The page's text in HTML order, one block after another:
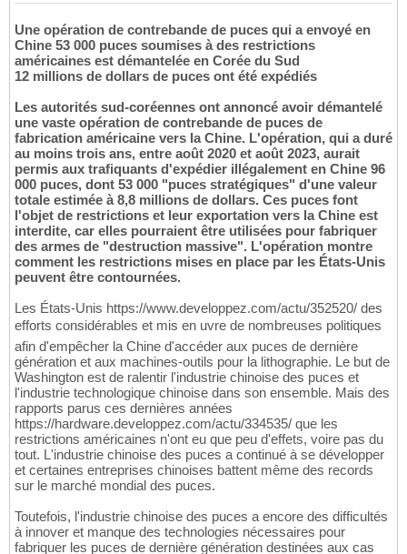
Une opération de contrebande de puces qui a envoyé en
Chine 53 000 puces soumises à des restrictions
américaines est démantelée en Corée du Sud
12 millions de dollars de puces ont été expédiés
Les autorités sud-coréennes ont annoncé avoir démantelé
une vaste opération de contrebande de puces de
fabrication américaine vers la Chine. L'opération, qui a duré
au moins trois ans, entre août 2020 et août 2023, aurait
permis aux trafiquants d'expédier illégalement en Chine 96
000 puces, dont 53 000 "puces stratégiques" d'une valeur
totale estimée à 8,8 millions de dollars. Ces puces font
l'objet de restrictions et leur exportation vers la Chine est
interdite, car elles pourraient être utilisées pour fabriquer
des armes de "destruction massive". L'opération montre
comment les restrictions mises en place par les États-Unis
peuvent être contournées.
Les États-Unis https://www.developpez.com/actu/352520/ des
efforts considérables et mis en uvre de nombreuses politiques
afin d'empêcher la Chine d'accéder aux puces de dernière
génération et aux machines-outils pour la lithographie. Le but de
Washington est de ralentir l'industrie chinoise des puces et
l'industrie technologique chinoise dans son ensemble. Mais des
rapports parus ces dernières années
https://hardware.developpez.com/actu/334535/ que les
restrictions américaines n'ont eu que peu d'effets, voire pas du
tout. L'industrie chinoise des puces a continué à se développer
et certaines entreprises chinoises battent même des records
sur le marché mondial des puces.
Toutefois, l'industrie chinoise des puces a encore des difficultés
à innover et manque des technologies nécessaires pour
fabriquer les puces de dernière génération destinées aux cas